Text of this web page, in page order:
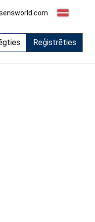
Reģistrēties